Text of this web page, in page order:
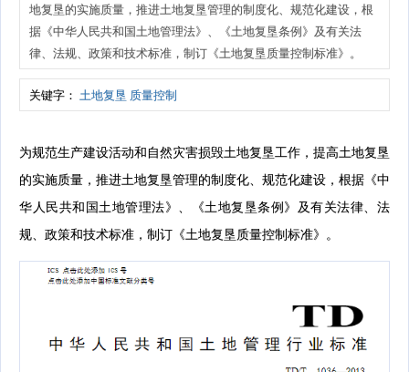
地复垦的实施质量，推进土地复垦管理的制度化、规范化建设，根
据《中华人民共和国土地管理法》、《土地复垦条例》及有关法
律、法规、政策和技术标准，制订《土地复垦质量控制标准》。
关键字： 土地复垦 质量控制
为规范生产建设活动和自然灾害损毁土地复垦工作，提高土地复垦
的实施质量，推进土地复垦管理的制度化、规范化建设，根据《中
华人民共和国土地管理法》、《土地复垦条例》及有关法律、法
规、政策和技术标准，制订《土地复垦质量控制标准》。